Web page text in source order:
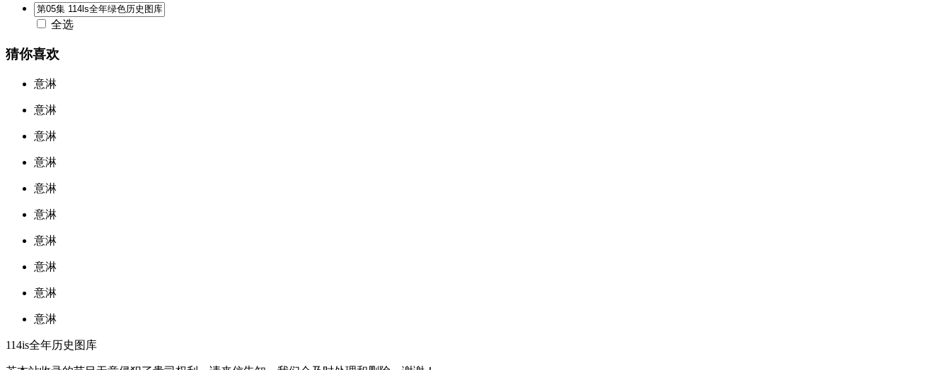
全选
猜你喜欢
意淋
意淋
意淋
意淋
意淋
意淋
意淋
意淋
意淋
意淋
114is全年历史图库